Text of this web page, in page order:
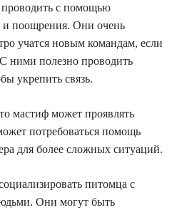
с помощью
и поощрения. Они очень
учатся новым командам, если
ними полезно проводить
укрепить связь.
мастиф может проявлять
потребоваться помощь
для более сложных ситуаций.
питомца с
Они могут быть